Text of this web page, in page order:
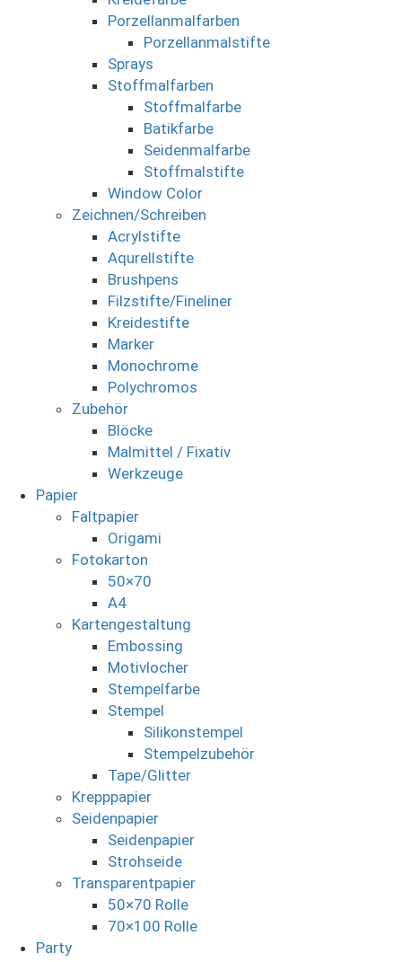
Porzellanmalfarben
Porzellanmalstifte
Sprays
Stoffmalfarben
Stoffmalfarbe
Batikfarbe
Seidenmalfarbe
Stoffmalstifte
Window Color
Zeichnen/Schreiben
Acrylstifte
Aqurellstifte
Brushpens
Filzstifte/Fineliner
Kreidestifte
Marker
Monochrome
Polychromos
Zubehör
Blöcke
Malmittel / Fixativ
Werkzeuge
Papier
Faltpapier
Origami
Fotokarton
50×70
A4
Kartengestaltung
Embossing
Motivlocher
Stempelfarbe
Stempel
Silikonstempel
Stempelzubehör
Tape/Glitter
Krepppapier
Seidenpapier
Seidenpapier
Strohseide
Transparentpapier
50×70 Rolle
70×100 Rolle
Party